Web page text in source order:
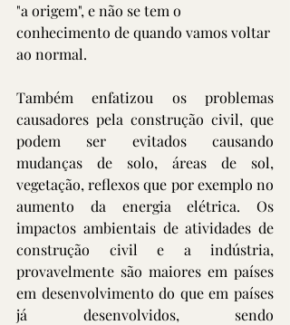
"a origem", e não se tem o
conhecimento de quando vamos voltar
ao normal.
Também enfatizou os problemas
causadores pela construção civil, que
podem ser evitados causando
mudanças de solo, áreas de sol,
vegetação, reflexos que por exemplo no
aumento da energia elétrica. Os
impactos ambientais de atividades de
construção civil e a indústria,
provavelmente são maiores em países
em desenvolvimento do que em países
já desenvolvidos, sendo